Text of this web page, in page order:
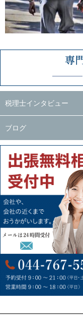
税理士インタビュー
ブログ